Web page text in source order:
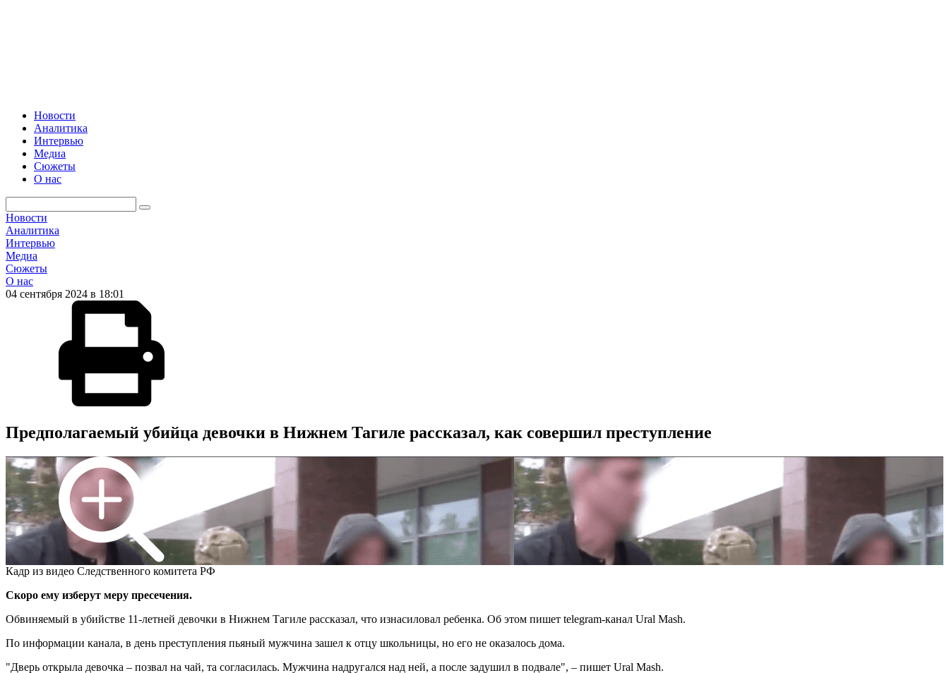
Новости
Аналитика
Интервью
Медиа
Сюжеты
О нас
Новости
Аналитика
Интервью
Медиа
Сюжеты
О нас
04 сентября 2024 в 18:01
Предполагаемый убийца девочки в Нижнем Тагиле рассказал, как совершил преступление
Кадр из видео Следственного комитета РФ
Скоро ему изберут меру пресечения.
Обвиняемый в убийстве 11-летней девочки в Нижнем Тагиле рассказал, что изнасиловал ребенка. Об этом пишет telegram-канал Ural Mash.
По информации канала, в день преступления пьяный мужчина зашел к отцу школьницы, но его не оказалось дома.
"Дверь открыла девочка – позвал на чай, та согласилась. Мужчина надругался над ней, а после задушил в подвале", – пишет Ural Mash.